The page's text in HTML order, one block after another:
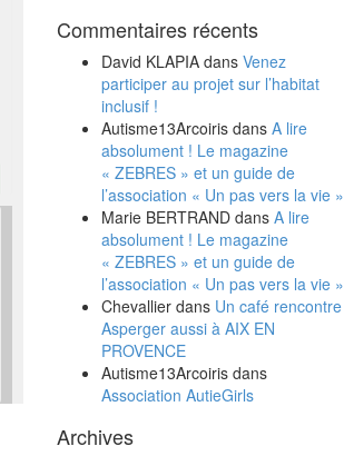
Commentaires récents
David KLAPIA dans Venez
participer au projet sur l’habitat
inclusif !
Autisme13Arcoiris dans A lire
absolument ! Le magazine
« ZEBRES » et un guide de
l’association « Un pas vers la vie »
Marie BERTRAND dans A lire
absolument ! Le magazine
« ZEBRES » et un guide de
l’association « Un pas vers la vie »
Chevallier dans Un café rencontre
Asperger aussi à AIX EN
PROVENCE
Autisme13Arcoiris dans
Association AutieGirls
Archives